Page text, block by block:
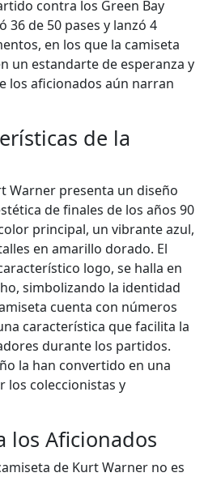
contra los Green Bay
36 de 50 pases y lanzó 4
en los que la camiseta
un estandarte de esperanza y
los aficionados aún narran
de la
Warner presenta un diseño
de finales de los años 90
principal, un vibrante azul,
en amarillo dorado. El
logo, se halla en
simbolizando la identidad
cuenta con números
característica que facilita la
durante los partidos.
la han convertido en una
los coleccionistas y
los Aficionados
de Kurt Warner no es